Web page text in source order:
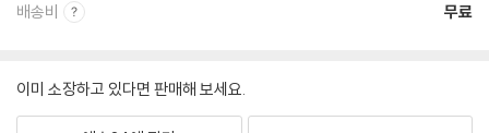
배송비 무료
이미 소장하고 있다면 판매해 보세요.